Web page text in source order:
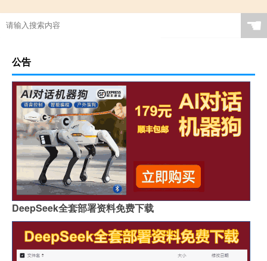
☚
公告
DeepSeek全套部署资料免费下载